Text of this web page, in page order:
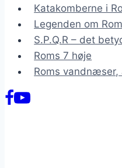
Katakomberne i
Legenden om
S.P.Q.R – det
Roms 7 høje
Roms